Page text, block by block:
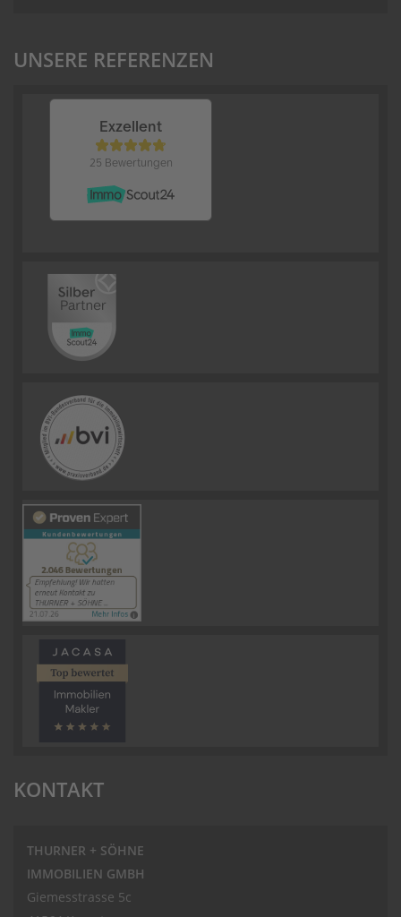
UNSERE REFERENZEN
KONTAKT
THURNER + SÖHNE
IMMOBILIEN GMBH
Giemesstrasse 5c